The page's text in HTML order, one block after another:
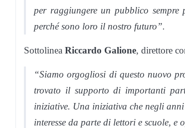
per raggiungere un pubblico
perché sono loro il nostro futuro”.
Sottolinea Riccardo Galione, direttore
“Siamo orgogliosi di questo nuovo
trovato il supporto di importanti
iniziative. Una iniziativa che negli
interesse da parte di lettori e scuole, e